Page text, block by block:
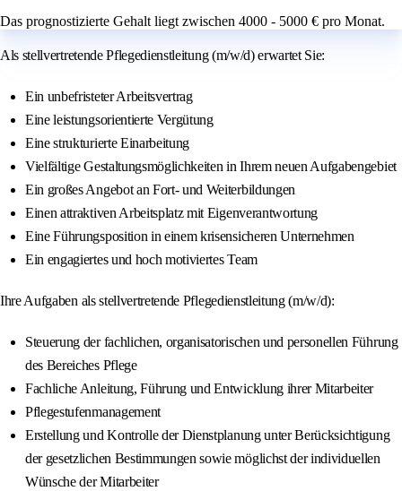
Das prognostizierte Gehalt liegt zwischen 4000 - 5000 € pro Monat.
Als stellvertretende Pflegedienstleitung (m/w/d) erwartet Sie:
Ein unbefristeter Arbeitsvertrag
Eine leistungsorientierte Vergütung
Eine strukturierte Einarbeitung
Vielfältige Gestaltungsmöglichkeiten in Ihrem neuen Aufgabengebiet
Ein großes Angebot an Fort- und Weiterbildungen
Einen attraktiven Arbeitsplatz mit Eigenverantwortung
Eine Führungsposition in einem krisensicheren Unternehmen
Ein engagiertes und hoch motiviertes Team
Ihre Aufgaben als stellvertretende Pflegedienstleitung (m/w/d):
Steuerung der fachlichen, organisatorischen und personellen Führung
des Bereiches Pflege
Fachliche Anleitung, Führung und Entwicklung ihrer Mitarbeiter
Pflegestufenmanagement
Erstellung und Kontrolle der Dienstplanung unter Berücksichtigung
der gesetzlichen Bestimmungen sowie möglichst der individuellen
Wünsche der Mitarbeiter